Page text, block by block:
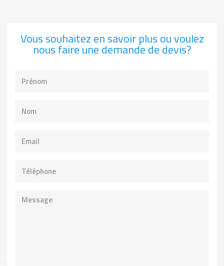
Vous souhaitez en savoir plus ou voulez
nous faire une demande de devis?